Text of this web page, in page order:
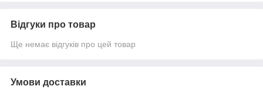
Відгуки про товар
Ще немає відгуків про цей товар
Умови доставки